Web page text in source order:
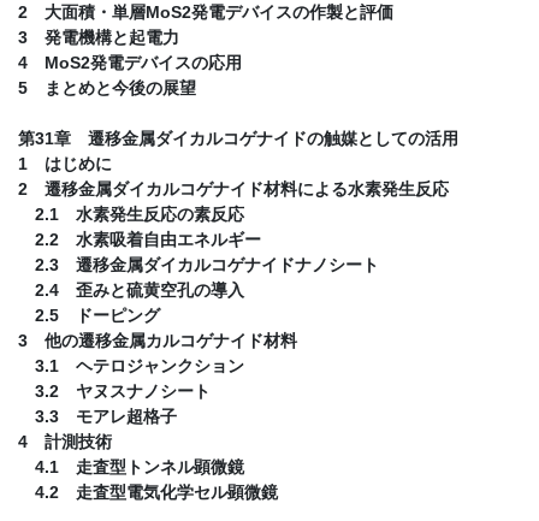
2 大面積・単層MoS2発電デバイスの作製と評価
3 発電機構と起電力
4 MoS2発電デバイスの応用
5 まとめと今後の展望
第31章 遷移金属ダイカルコゲナイドの触媒としての活用
1 はじめに
2 遷移金属ダイカルコゲナイド材料による水素発生反応
2.1 水素発生反応の素反応
2.2 水素吸着自由エネルギー
2.3 遷移金属ダイカルコゲナイドナノシート
2.4 歪みと硫黄空孔の導入
2.5 ドーピング
3 他の遷移金属カルコゲナイド材料
3.1 ヘテロジャンクション
3.2 ヤヌスナノシート
3.3 モアレ超格子
4 計測技術
4.1 走査型トンネル顕微鏡
4.2 走査型電気化学セル顕微鏡